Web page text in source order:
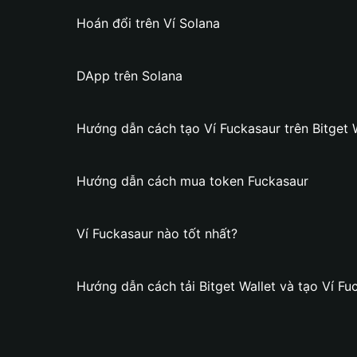
Hoán đổi trên Ví Solana
DApp trên Solana
Hướng dẫn cách tạo Ví Fuckasaur trên Bitget
Hướng dẫn cách mua token Fuckasaur
Ví Fuckasaur nào tốt nhất?
Hướng dẫn cách tải Bitget Wallet và tạo Ví